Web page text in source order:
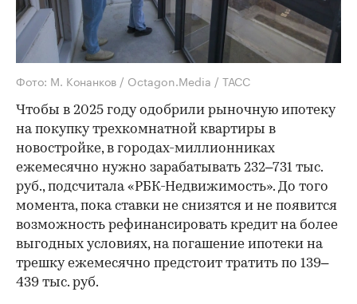
Фото: М. Конанков / Octagon.Media / ТАСС
Чтобы в 2025 году одобрили рыночную ипотеку
на покупку трехкомнатной квартиры в
новостройке, в городах-миллионниках
ежемесячно нужно зарабатывать 232–731 тыс.
руб., подсчитала «РБК-Недвижимость». До того
момента, пока ставки не снизятся и не появится
возможность рефинансировать кредит на более
выгодных условиях, на погашение ипотеки на
трешку ежемесячно предстоит тратить по 139–
439 тыс. руб.